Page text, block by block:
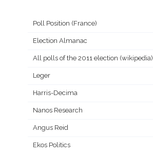
Poll Position (France)
Election Almanac
All polls of the 2011 election (wikipedia)
Leger
Harris-Decima
Nanos Research
Angus Reid
Ekos Politics